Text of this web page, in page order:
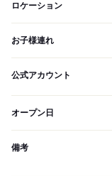
ロケーション
お子様連れ
公式アカウント
オープン日
備考